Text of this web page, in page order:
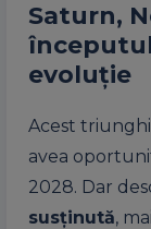
Saturn,
evoluție
Acest
avea
2028. Dar
susținută,